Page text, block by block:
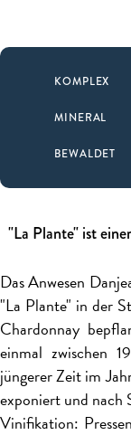
KOMPLEX
MINERAL
BEWALDET
"La Plante" ist
Das Anwesen
"La Plante" in der
Chardonnay
einmal zwischen
jüngerer Zeit im
exponiert und nach
Vinifikation: